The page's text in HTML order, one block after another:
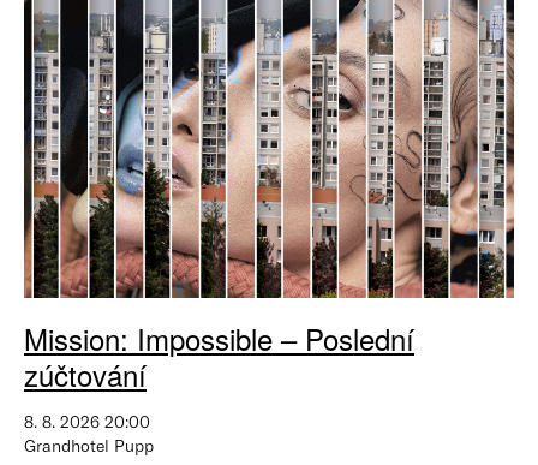
Mission: Impossible – Poslední
zúčtování
8. 8. 2026 20:00
Grandhotel Pupp